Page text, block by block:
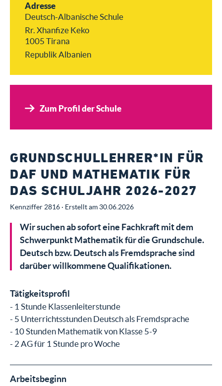
Adresse
Deutsch-Albanische Schule
Rr. Xhanfize Keko
1005 Tirana
Republik Albanien
Zum Profil der Schule
GRUNDSCHULLEHRER*IN FÜR
DAF UND MATHEMATIK FÜR
DAS SCHULJAHR 2026-2027
Kennziffer 2816 · Erstellt am 30.06.2026
Wir suchen ab sofort eine Fachkraft mit dem
Schwerpunkt Mathematik für die Grundschule.
Deutsch bzw. Deutsch als Fremdsprache sind
darüber willkommene Qualifikationen.
Tätigkeitsprofil
- 1 Stunde Klassenleiterstunde
- 5 Unterrichtsstunden Deutsch als Fremdsprache
- 10 Stunden Mathematik von Klasse 5-9
- 2 AG für 1 Stunde pro Woche
Arbeitsbeginn